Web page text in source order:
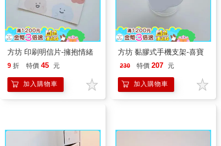
方坊 印刷明信片-擁抱情緒
9 折 特價 45 元
加入購物車
方坊 黏膠式手機支架-喜寶
230 特價 207 元
加入購物車